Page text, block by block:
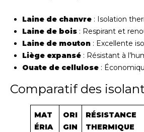
Laine de chanvre : Isolation
Laine de bois : Respirant et
Laine de mouton : Excellente
Liège expansé : Résistant à
Ouate de cellulose :
Comparatif des
MAT
ÉRIA
ORI
GIN
RÉSISTANCE
THERMIQUE